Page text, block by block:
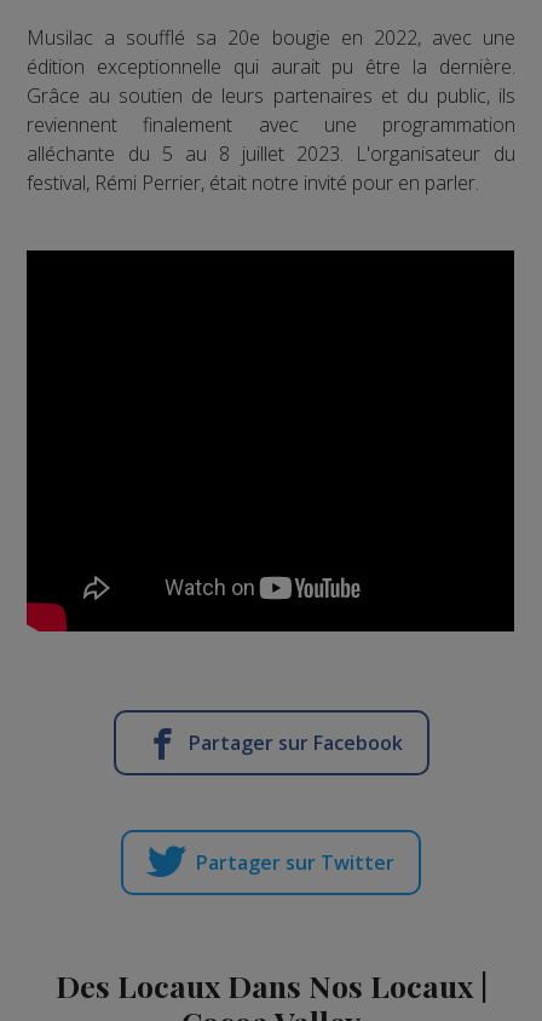
Musilac a soufflé sa 20e bougie en 2022, avec une
édition exceptionnelle qui aurait pu être la dernière.
Grâce au soutien de leurs partenaires et du public, ils
reviennent finalement avec une programmation
alléchante du 5 au 8 juillet 2023. L'organisateur du
festival, Rémi Perrier, était notre invité pour en parler.
Partager sur Facebook
Partager sur Twitter
Des Locaux Dans Nos Locaux |